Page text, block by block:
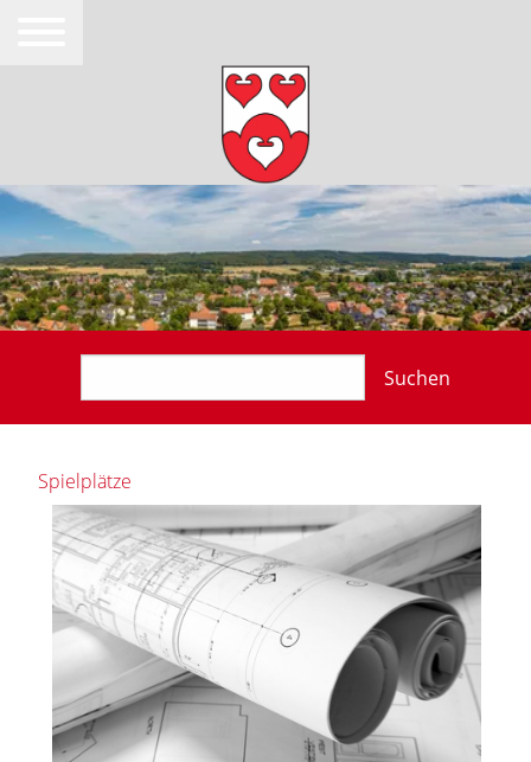
Suchen
Spielplätze